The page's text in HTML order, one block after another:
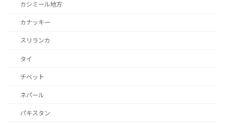
カシミール地方
カナッキー
スリランカ
タイ
チベット
ネパール
パキスタン